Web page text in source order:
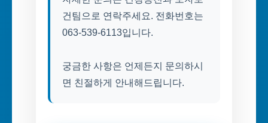
건팀으로 연락주세요. 전화번호는
063-539-6113입니다.
궁금한 사항은 언제든지 문의하시
면 친절하게 안내해드립니다.